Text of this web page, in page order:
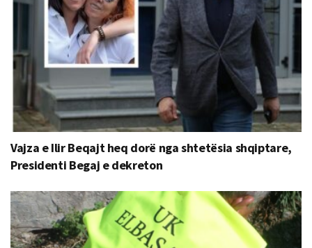
Vajza e Ilir Beqajt heq dorë nga shtetësia shqiptare,
Presidenti Begaj e dekreton